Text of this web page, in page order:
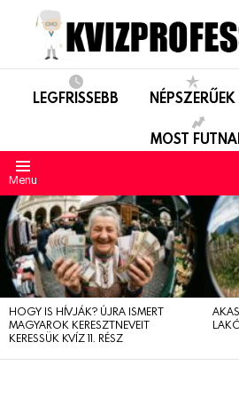
LEGFRISSEBB NÉPSZERŰEK
MOST
Menu
LEGUTÓBBIAK
HOGY IS HÍVJÁK? ÚJRA ISMERT
MAGYAROK KERESZTNEVEIT
KERESSÜK KVÍZ 11. RÉSZ